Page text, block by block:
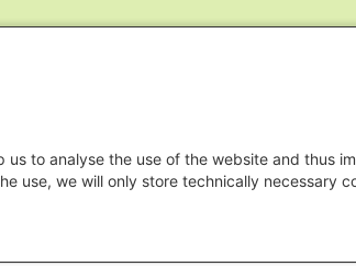
to analyse the use of the website and thus
use, we will only store technically necessary